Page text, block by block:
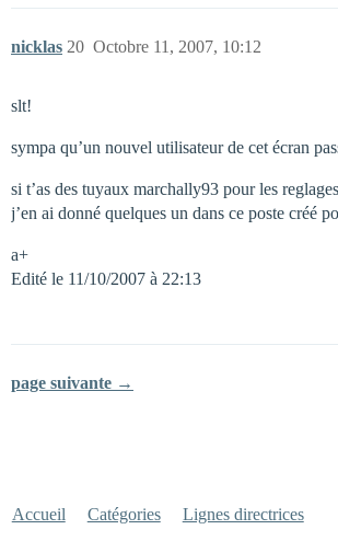
nicklas Octobre 11, 2007, 10:12
20
slt!
sympa qu’un nouvel utilisateur de cet écran
si t’as des tuyaux marchally93 pour les
j’en ai donné quelques un dans ce poste créé
a+
Edité le 11/10/2007 à 22:13
page suivante →
Accueil Catégories Lignes directrices